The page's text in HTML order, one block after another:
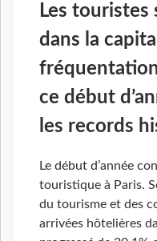
Les
dans la
ce début
les records
Le début d’année
touristique à Paris.
du tourisme et des
arrivées hôtelières